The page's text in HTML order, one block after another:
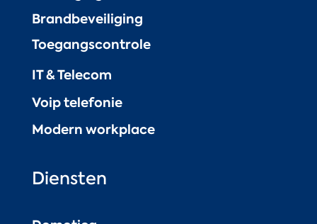
Brandbeveiliging
Toegangscontrole
IT & Telecom
Voip telefonie
Modern workplace
Diensten